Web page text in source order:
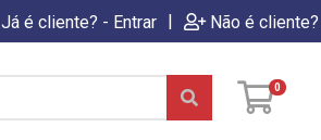
Já é cliente? - Entrar | Não é
0